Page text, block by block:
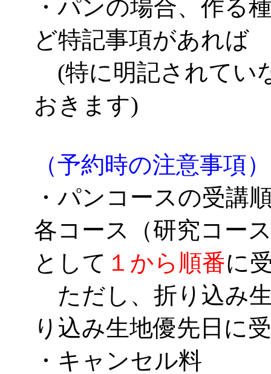
・パンの場合、作る
ど特記事項があれば
(特に明記されてい
おきます)
（予約時の注意事項）
・パンコースの受講
各コース（研究コー
として １から順番に
ただし、折り込み
り込み生地優先日に
・キャンセル料